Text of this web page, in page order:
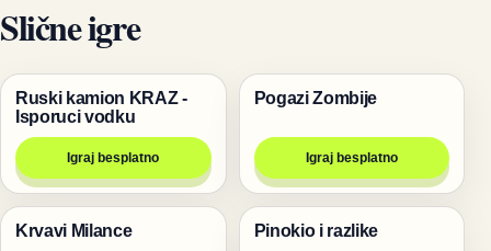
Slične igre
Trke
Ruski kamion KRAZ -
Isporuci vodku
Igraj besplatno
Igre
Pogazi Zombije
Igraj besplatno
Pucanje
Krvavi Milance Igre
Pinokio i razlike